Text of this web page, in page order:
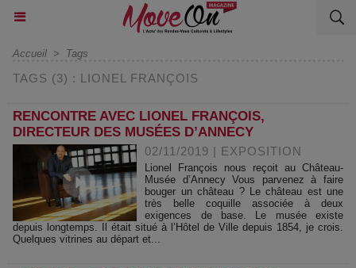
Accueil > Tags
TAGS (3) : LIONEL FRANÇOIS
RENCONTRE AVEC LIONEL FRANÇOIS,
DIRECTEUR DES MUSÉES D’ANNECY
02/11/2019 | EXPOSITION
Lionel François nous reçoit au Château-
Musée d’Annecy Vous parvenez à faire
bouger un château ? Le château est une
très belle coquille associée à deux
exigences de base. Le musée existe
depuis longtemps. Il était situé à l’Hôtel de Ville depuis 1854, je crois.
Quelques vitrines au départ et...